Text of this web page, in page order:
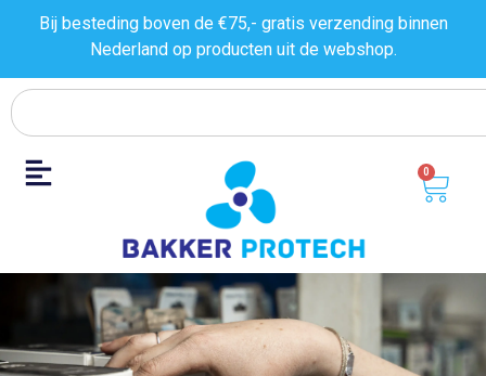
Bij besteding boven de €75,- gratis verzending binnen
Nederland op producten uit de webshop.
0